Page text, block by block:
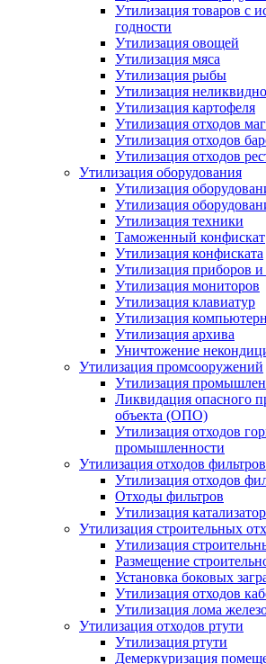
Утилизация товаров с
годности
Утилизация овощей
Утилизация мяса
Утилизация рыбы
Утилизация
Утилизация картофеля
Утилизация отходов
Утилизация отходов
Утилизация отходов
Утилизация оборудования
Утилизация
Утилизация
Утилизация техники
Таможенный конфискат
Утилизация конфиската
Утилизация приборов и
Утилизация мониторов
Утилизация клавиатур
Утилизация
Утилизация архива
Уничтожение
Утилизация промсооружений
Утилизация
Ликвидация опасного
объекта (ОПО)
Утилизация отходов
промышленности
Утилизация отходов фильтров
Утилизация отходов
Отходы фильтров
Утилизация
Утилизация строительных
Утилизация
Размещение
Установка боковых
Утилизация отходов
Утилизация лома
Утилизация отходов ртути
Утилизация ртути
Демеркуризация